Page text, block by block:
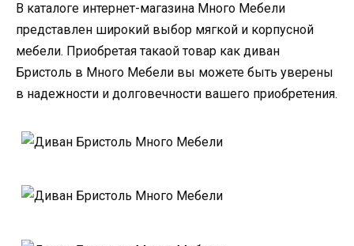
В каталоге интернет-магазина Много Мебели
представлен широкий выбор мягкой и корпусной
мебели. Приобретая такаой товар как диван
Бристоль в Много Мебели вы можете быть уверены
в надежности и долговечности вашего приобретения.